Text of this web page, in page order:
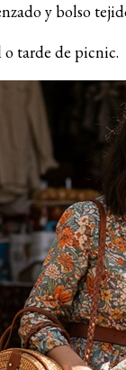
y bolso
o tarde de picnic.